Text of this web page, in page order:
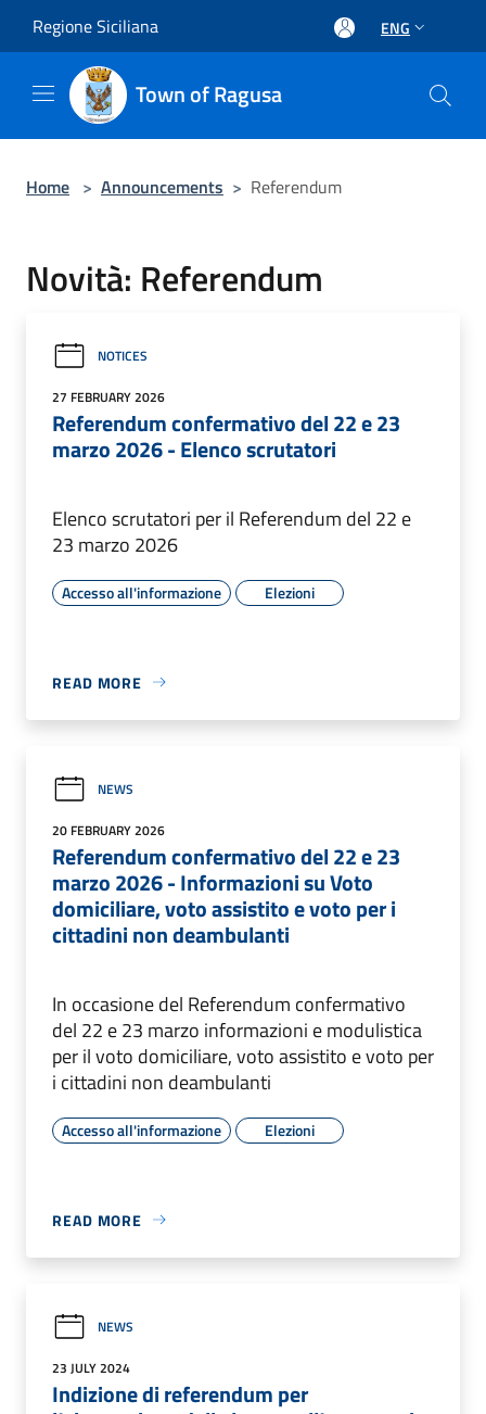
Regione Siciliana ENG
Town of Ragusa
Home > Announcements > Referendum
Novità: Referendum
NOTICES
27 FEBRUARY 2026
Referendum confermativo del 22 e 23
marzo 2026 - Elenco scrutatori
Elenco scrutatori per il Referendum del 22 e
23 marzo 2026
Accesso all'informazione Elezioni
READ MORE
NEWS
20 FEBRUARY 2026
Referendum confermativo del 22 e 23
marzo 2026 - Informazioni su Voto
domiciliare, voto assistito e voto per i
cittadini non deambulanti
In occasione del Referendum confermativo
del 22 e 23 marzo informazioni e modulistica
per il voto domiciliare, voto assistito e voto per
i cittadini non deambulanti
Accesso all'informazione Elezioni
READ MORE
NEWS
23 JULY 2024
Indizione di referendum per